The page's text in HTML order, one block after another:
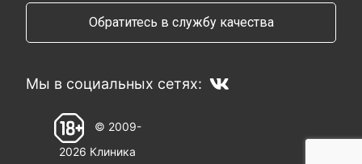
Обратитесь в службу качества
Мы в социальных сетях:
© 2009-
2026 Клиника